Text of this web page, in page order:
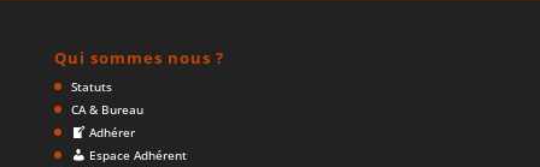
Qui sommes nous ?
Statuts
CA & Bureau
Adhérer
Espace Adhérent